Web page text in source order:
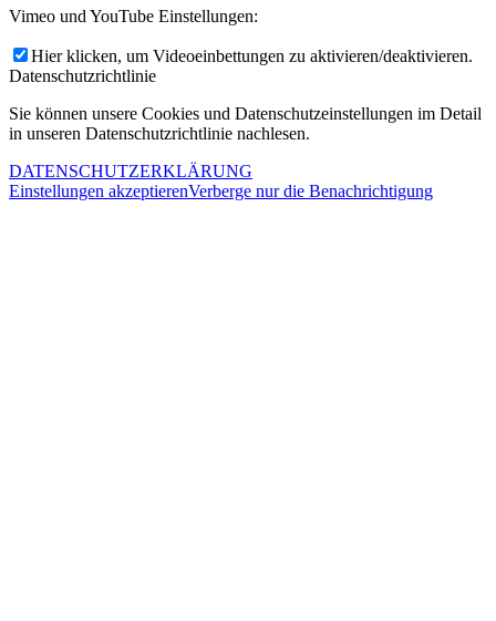
Vimeo und YouTube Einstellungen:
Hier klicken, um Videoeinbettungen zu aktivieren/deaktivieren.
Datenschutzrichtlinie
Sie können unsere Cookies und Datenschutzeinstellungen im Detail
in unseren Datenschutzrichtlinie nachlesen.
DATENSCHUTZERKLÄRUNG
Einstellungen akzeptierenVerberge nur die Benachrichtigung